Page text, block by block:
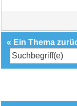
« Ein Thema